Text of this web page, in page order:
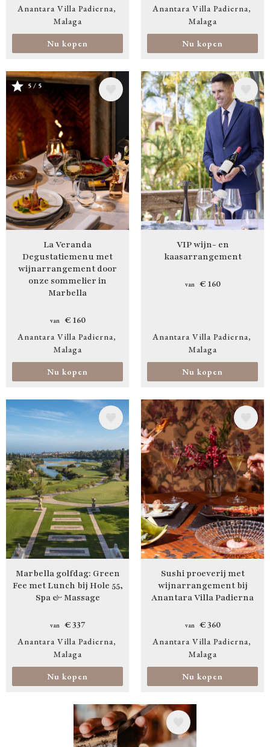
Anantara Villa Padierna
Malaga
Nu kopen
Anantara Villa Padierna
Malaga
Nu kopen
Afbeelding
5 / 5
La Veranda
Degustatiemenu met
wijnarrangement door
onze sommelier in
Marbella
van € 160
Anantara Villa Padierna
Malaga
Nu kopen
Afbeelding
VIP wijn- en
kaasarrangement
van € 160
Anantara Villa Padierna
Malaga
Nu kopen
Afbeelding
Marbella golfdag: Green
Fee met Lunch bij Hole 55,
Spa & Massage
van
€ 337
Anantara Villa Padierna
Malaga
Nu kopen
Afbeelding
Sushi proeverij met
wijnarrangement bij
Anantara Villa Padierna
van
€ 360
Anantara Villa Padierna
Malaga
Nu kopen
Afbeelding